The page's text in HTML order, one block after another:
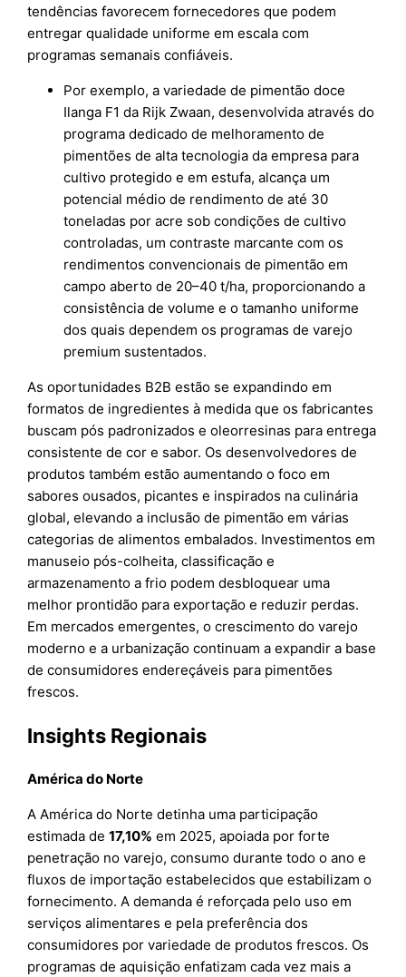
tendências favorecem fornecedores que podem
entregar qualidade uniforme em escala com
programas semanais confiáveis.
Por exemplo, a variedade de pimentão doce
Ilanga F1 da Rijk Zwaan, desenvolvida através do
programa dedicado de melhoramento de
pimentões de alta tecnologia da empresa para
cultivo protegido e em estufa, alcança um
potencial médio de rendimento de até 30
toneladas por acre sob condições de cultivo
controladas, um contraste marcante com os
rendimentos convencionais de pimentão em
campo aberto de 20–40 t/ha, proporcionando a
consistência de volume e o tamanho uniforme
dos quais dependem os programas de varejo
premium sustentados.
As oportunidades B2B estão se expandindo em
formatos de ingredientes à medida que os fabricantes
buscam pós padronizados e oleorresinas para entrega
consistente de cor e sabor. Os desenvolvedores de
produtos também estão aumentando o foco em
sabores ousados, picantes e inspirados na culinária
global, elevando a inclusão de pimentão em várias
categorias de alimentos embalados. Investimentos em
manuseio pós-colheita, classificação e
armazenamento a frio podem desbloquear uma
melhor prontidão para exportação e reduzir perdas.
Em mercados emergentes, o crescimento do varejo
moderno e a urbanização continuam a expandir a base
de consumidores endereçáveis para pimentões
frescos.
Insights Regionais
América do Norte
A América do Norte detinha uma participação
estimada de17,10% em 2025, apoiada por forte
penetração no varejo, consumo durante todo o ano e
fluxos de importação estabelecidos que estabilizam o
fornecimento. A demanda é reforçada pelo uso em
serviços alimentares e pela preferência dos
consumidores por variedade de produtos frescos. Os
programas de aquisição enfatizam cada vez mais a